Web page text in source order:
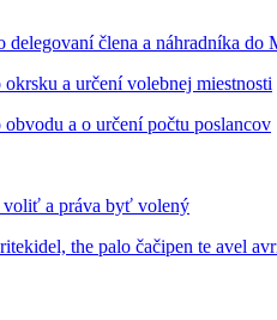
delegovaní člena a náhradníka
a určení volebnej miestnosti
a o určení počtu poslancov
voliť a práva byť volený
the palo čačipen te avel